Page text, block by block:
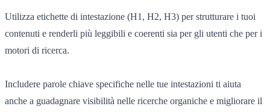
Utilizza etichette di intestazione (H1, H2, H3) per strutturare i tuoi
contenuti e renderli più leggibili e coerenti sia per gli utenti che per i
motori di ricerca.
Includere parole chiave specifiche nelle tue intestazioni ti aiuta
anche a guadagnare visibilità nelle ricerche organiche e migliorare il